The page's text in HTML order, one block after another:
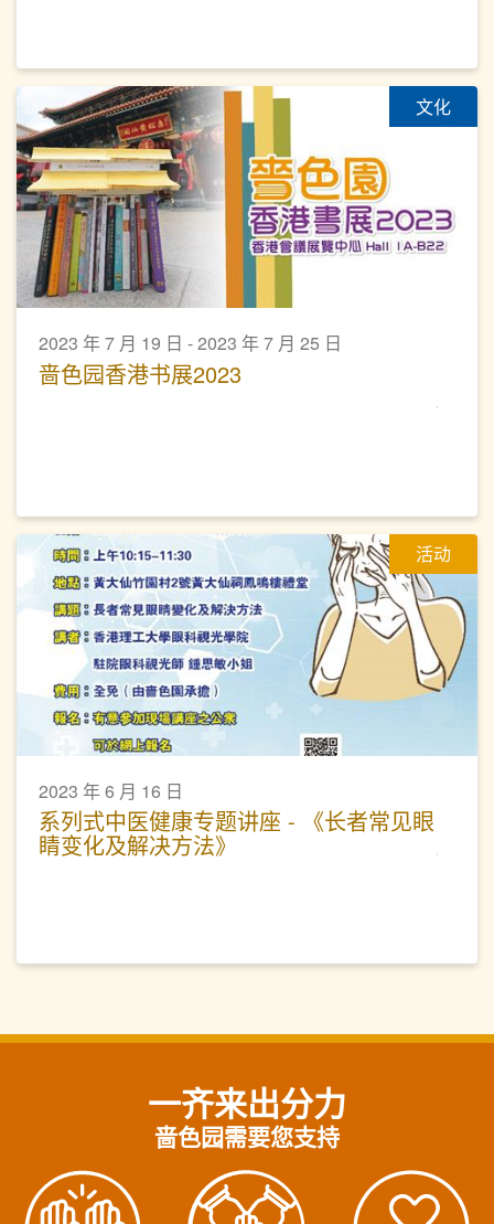
文化
2023 年 7 月 19 日 - 2023 年 7 月 25 日
啬色园香港书展2023
活动
2023 年 6 月 16 日
系列式中医健康专题讲座 - 《长者常见眼
睛变化及解决方法》
一齐来出分力
啬色园需要您支持